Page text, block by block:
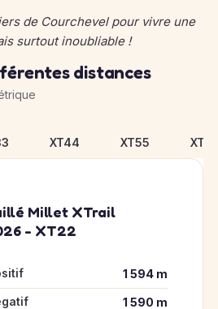
de Courchevel pour vivre une
surtout inoubliable !
distances
XT44 XT55
Millet XTrail
- XT22
1 594 m
1 590 m